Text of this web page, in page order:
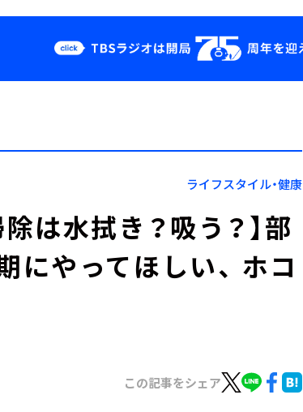
YouTube
会社情報
ライフスタイル・健康
は水拭き？吸う？】部
にやってほしい、 ホコ
この記事をシェア